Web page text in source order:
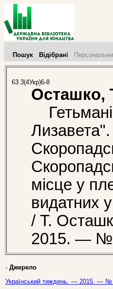
Пошук Відібрані
63.3(4Укр)6-8
Осташко,
Лизавета".
місце у
видатних
/ Т.
2015. — №
- Джерело
Український тиждень. — 2015. — №